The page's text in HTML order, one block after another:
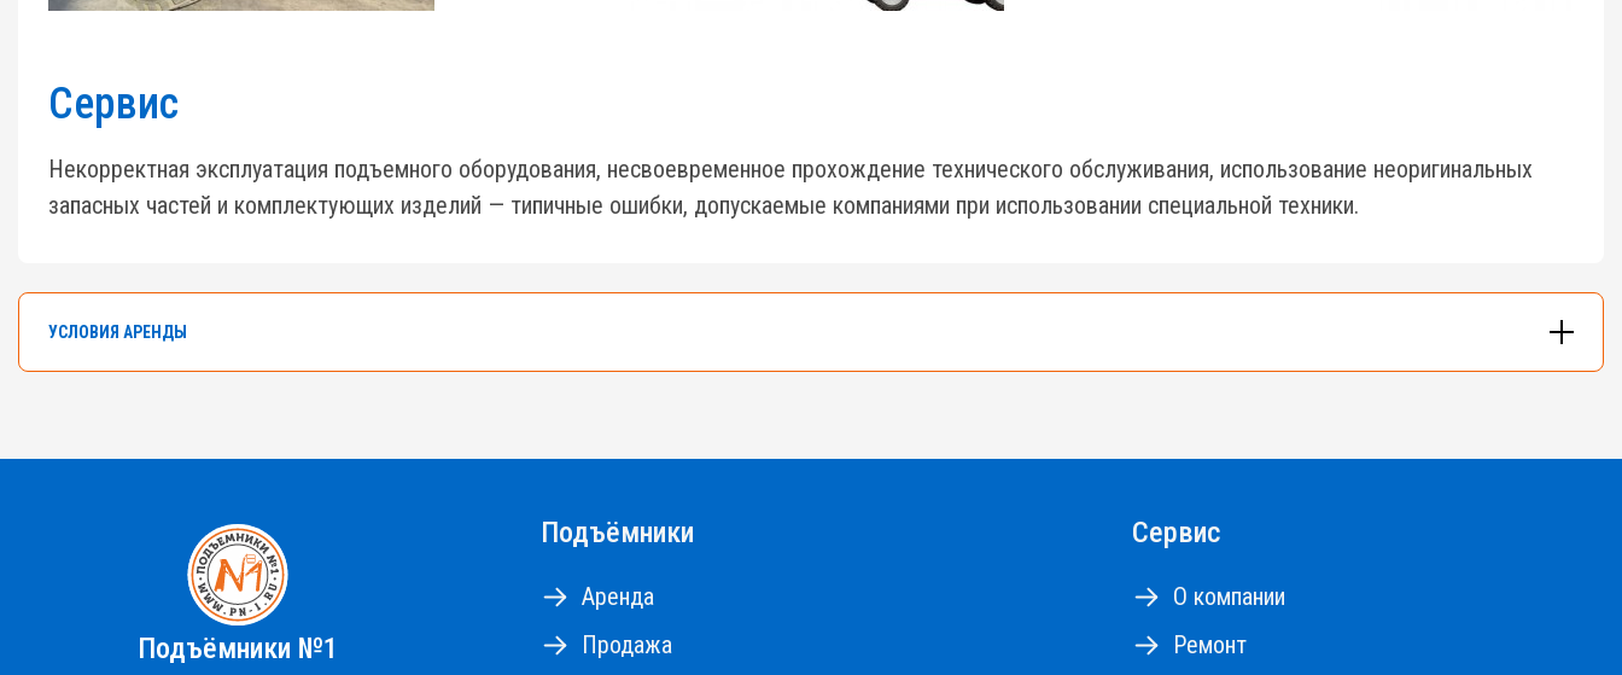
Сервис
Некорректная эксплуатация подъемного оборудования, несвоевременное прохождение технического обслуживания, использование неоригинальных
запасных частей и комплектующих изделий — типичные ошибки, допускаемые компаниями при использовании специальной техники.
УСЛОВИЯ АРЕНДЫ
ПРАВИЛА АРЕНДЫ №1,2,3 ПРАВИЛА АРЕНДЫ №4 ПРАЙС-ЛИСТ НА РЕМОНТНЫЕ РАБОТЫ
Подъёмники №1
Подъёмники
Аренда
Продажа
Сервис
О компании
Ремонт